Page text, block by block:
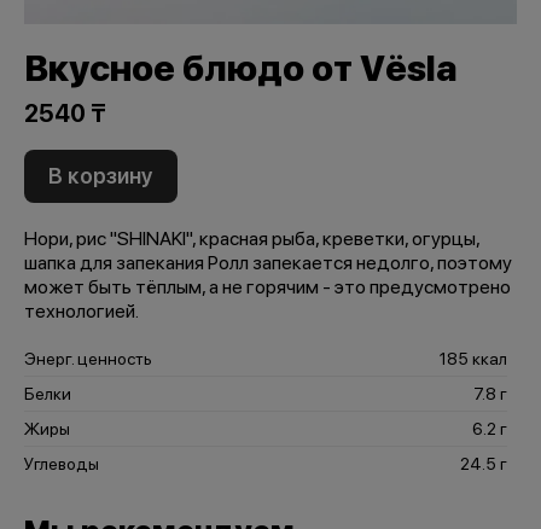
Вкусное блюдо от Vёsla
2540 ₸
В корзину
Нори, рис "SHINAKI", красная рыба, креветки, огурцы,
шапка для запекания Ролл запекается недолго, поэтому
может быть тёплым, а не горячим - это предусмотрено
технологией.
Энерг. ценность
185 ккал
Белки
7.8 г
Жиры
6.2 г
Углеводы
24.5 г